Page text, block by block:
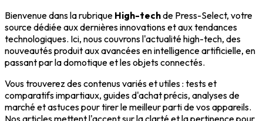
Bienvenue dans la rubrique High-techde Press-Select, votre
source dédiée aux dernières innovations et aux tendances
technologiques. Ici, nous couvrons l'actualité high-tech, des
nouveautés produit aux avancées en intelligence artificielle, en
passant par la domotique et les objets connectés.
Vous trouverez des contenus variés et utiles : tests et
comparatifs impartiaux, guides d'achat précis, analyses de
marché et astuces pour tirer le meilleur parti de vos appareils.
Nos articles mettent l'accent sur la clarté et la pertinence pour